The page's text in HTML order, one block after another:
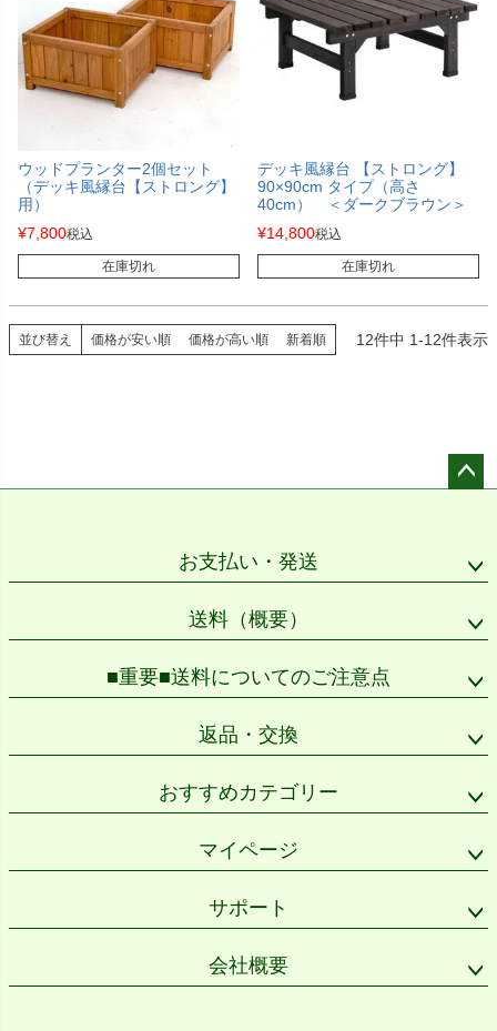
ウッドプランター2個セット
（デッキ風縁台【ストロング】
用）
¥7,800税込
在庫切れ
デッキ風縁台 【ストロング】
90×90cm タイプ（高さ
40cm） ＜ダークブラウン＞
¥14,800税込
在庫切れ
並び替え 価格が安い順 価格が高い順 新着順 12件中 1-12件表示
お支払い・発送
送料（概要）
■重要■送料についてのご注意点
返品・交換
おすすめカテゴリー
マイページ
サポート
会社概要